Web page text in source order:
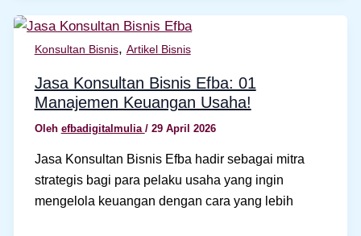
Konsultan Bisnis, Artikel Bisnis
Jasa Konsultan Bisnis Efba: 01
Manajemen Keuangan Usaha!
Oleh efbadigitalmulia / 29 April 2026
Jasa Konsultan Bisnis Efba hadir sebagai mitra
strategis bagi para pelaku usaha yang ingin
mengelola keuangan dengan cara yang lebih